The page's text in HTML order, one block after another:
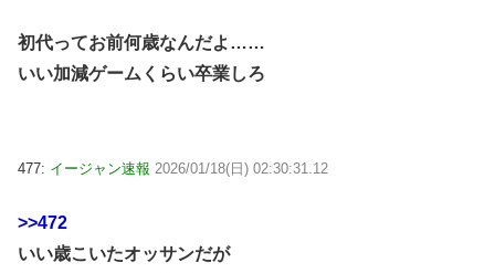
初代ってお前何歳なんだよ……
いい加減ゲームくらい卒業しろ
477: イージャン速報 2026/01/18(日) 02:30:31.12
>>472
いい歳こいたオッサンだが